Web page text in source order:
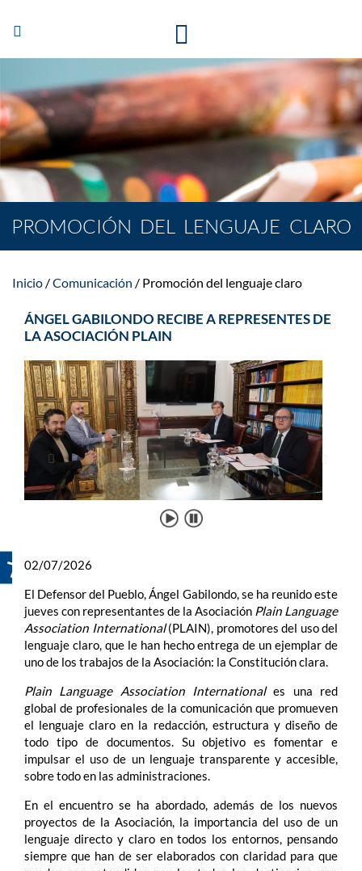
Abrir/Cerrar
navegación
PROMOCIÓN DEL LENGUAJE CLARO
Inicio Comunicación Promoción del lenguaje claro
ÁNGEL GABILONDO RECIBE A REPRESENTES DE
LA ASOCIACIÓN PLAIN
02/07/2026
El Defensor del Pueblo, Ángel Gabilondo, se ha reunido este
jueves con representantes de la Asociación Plain Language
Association International(PLAIN), promotores del uso del
lenguaje claro, que le han hecho entrega de un ejemplar de
uno de los trabajos de la Asociación: la Constitución clara.
Plain Language Association Internationales una red
global de profesionales de la comunicación que promueven
el lenguaje claro en la redacción, estructura y diseño de
todo tipo de documentos. Su objetivo es fomentar e
impulsar el uso de un lenguaje transparente y accesible,
sobre todo en las administraciones.
En el encuentro se ha abordado, además de los nuevos
proyectos de la Asociación, la importancia del uso de un
lenguaje directo y claro en todos los entornos, pensando
siempre que han de ser elaborados con claridad para que